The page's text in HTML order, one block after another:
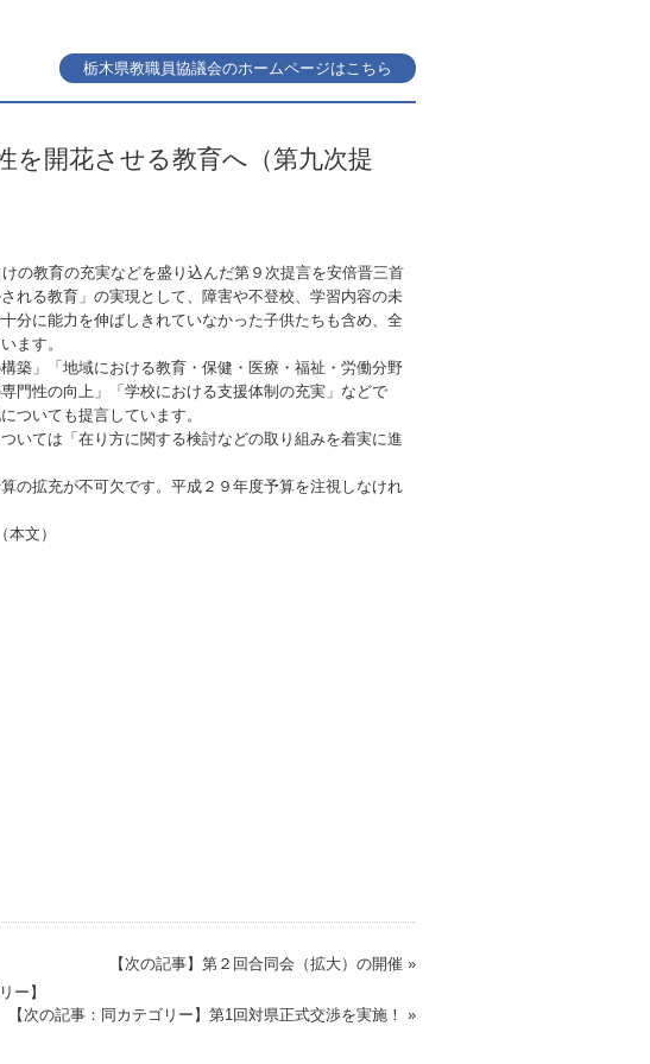
栃木県教職員協議会のホームページはこちら
を開花させる教育へ（第九次提
の教育の充実などを盛り込んだ第９次提言を安倍晋三首
れる教育」の実現として、障害や不登校、学習内容の未
分に能力を伸ばしきれていなかった子供たちも含め、全
ます。
築」「地域における教育・保健・医療・福祉・労働分野
門性の向上」「学校における支援体制の充実」などで
ついても提言しています。
いては「在り方に関する検討などの取り組みを着実に進
の拡充が不可欠です。平成２９年度予算を注視しなけれ
（本文）
【次の記事】第２回合同会（拡大）の開催 »
ー】
【次の記事：同カテゴリー】第1回対県正式交渉を実施！ »